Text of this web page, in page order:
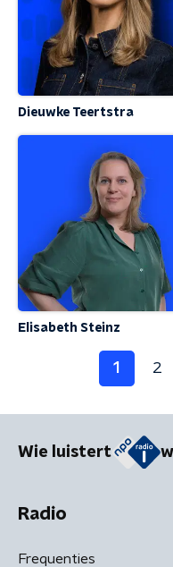
Dieuwke Teertstra
Elisabeth Steinz
1 2
Wie luistert
Radio
Frequenties